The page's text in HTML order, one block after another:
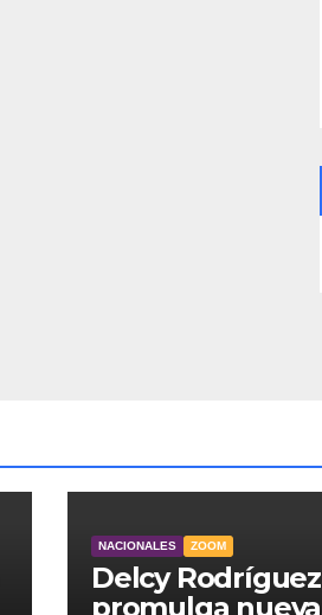
NACIONALES ZOOM
Delcy Rodríguez
promulga nueva